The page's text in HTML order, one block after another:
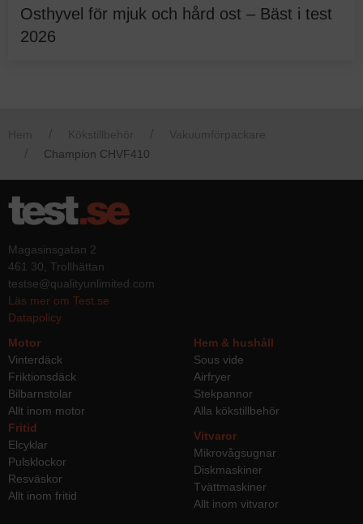
Osthyvel för mjuk och hård ost – Bäst i test
2026
Champion CHVF410
Magasinsgatan 2
461 30, Trollhättan
testse@qualityunlimited.com
Läs mer om Test.se
Datapolicy
Motor
Vinterdäck
Friktionsdäck
Bilbarnstolar
Allt inom motor
Hem & hushåll
Sous vide
Airfryer
Stekpannor
Alla kökstillbehör
Fritid
Elcyklar
Pulsklockor
Resväskor
Allt inom fritid
Vitvaror
Mikrovågsugnar
Diskmaskiner
Tvättmaskiner
Allt inom vitvaror